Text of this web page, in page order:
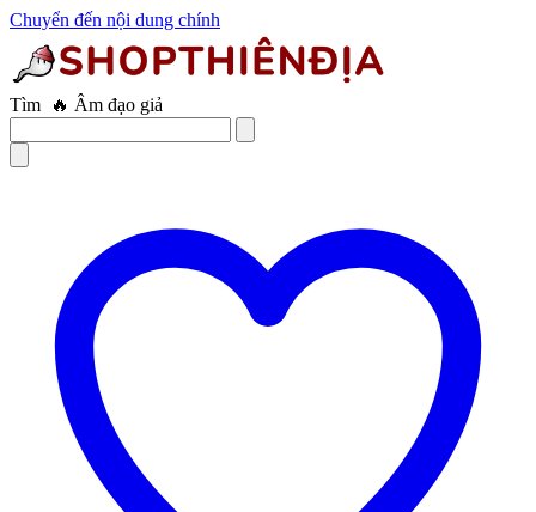
Chuyển đến nội dung chính
Tìm 🔥 Trứng rung